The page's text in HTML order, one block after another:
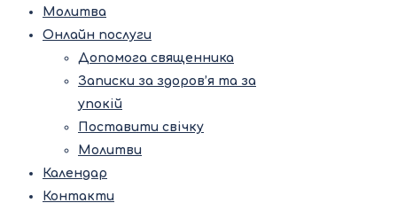
Молитва
Онлайн послуги
Допомога священника
Записки за здоров’я та за
упокій
Поставити свічку
Молитви
Календар
Контакти